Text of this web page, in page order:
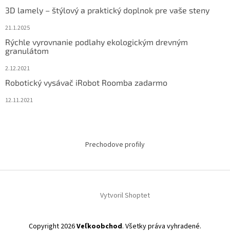
3D lamely – štýlový a praktický doplnok pre vaše steny
21.1.2025
Rýchle vyrovnanie podlahy ekologickým drevným
granulátom
2.12.2021
Robotický vysávač iRobot Roomba zadarmo
12.11.2021
Prechodove profily
Vytvoril Shoptet
Copyright 2026Veľkoobchod. Všetky práva vyhradené.